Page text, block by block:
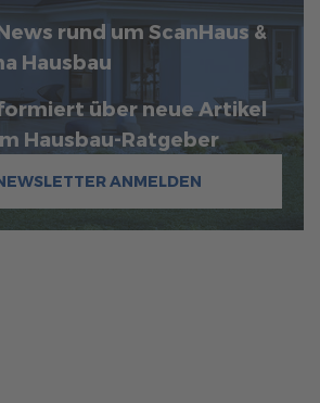
rund um ScanHaus &
Hausbau
über neue Artikel
Hausbau-Ratgeber
ANMELDEN